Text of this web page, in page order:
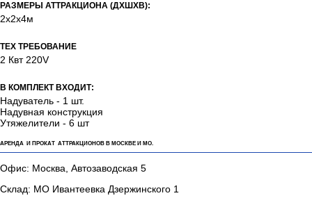
РАЗМЕРЫ АТТРАКЦИОНА (ДХШХВ):
2х2х4м
ТЕХ ТРЕБОВАНИЕ
2 Квт 220V
В КОМПЛЕКТ ВХОДИТ:
Надуватель - 1 шт.
Надувная конструкция
Утяжелители - 6 шт
АРЕНДА И ПРОКАТ АТТРАКЦИОНОВ В МОСКВЕ И МО.
Офис: Москва, Автозаводская 5
Склад: МО Ивантеевка Дзержинского 1